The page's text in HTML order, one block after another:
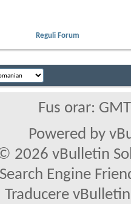
Reguli Forum
Fus orar:
Powered by
2026 vBulletin
Search Engine
Traducere